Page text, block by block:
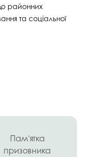
районних
та соціальної
Пам'ятка
призовника